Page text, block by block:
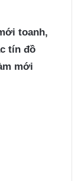
toanh,
tín đồ
mới